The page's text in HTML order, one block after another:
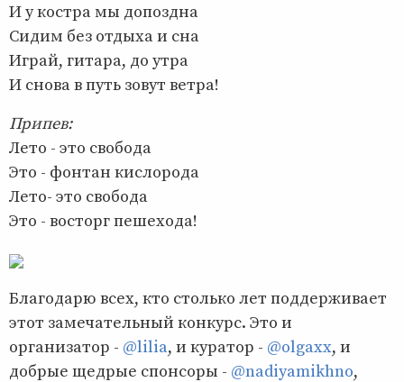
И у костра мы допоздна
Сидим без отдыха и сна
Играй, гитара, до утра
И снова в путь зовут ветра!
Припев:
Лето - это свобода
Это - фонтан кислорода
Лето- это свобода
Это - восторг пешехода!
Благодарю всех, кто столько лет поддерживает
этот замечательный конкурс. Это и
организатор - @lilia, и куратор - @olgaxx, и
добрые щедрые спонсоры - @nadiyamikhno,